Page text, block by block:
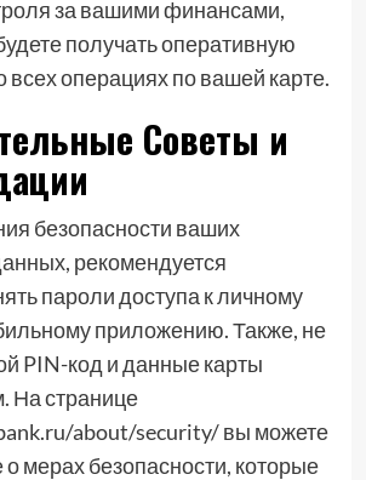
за вашими финансами,
получать оперативную
операциях по вашей карте.
Советы и
безопасности ваших
рекомендуется
пароли доступа к личному
приложению. Также, не
PIN-код и данные карты
На странице
about/security/ вы можете
мерах безопасности, которые